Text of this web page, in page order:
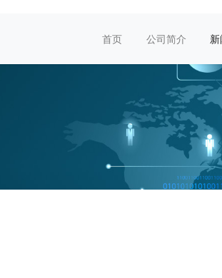
首页 公司简介